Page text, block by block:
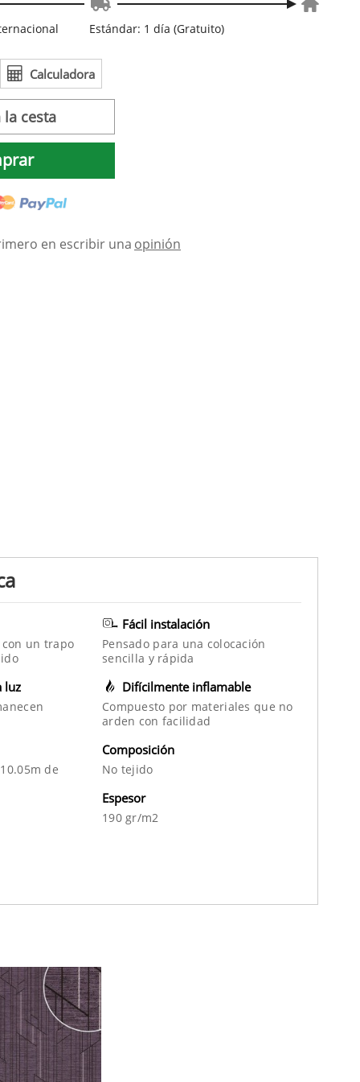
Estándar: 1 día (Gratuito)
Calculadora
la cesta
en escribir una opinión
un trapo
luz
Fácil instalación
Pensado para una colocación
sencilla y rápida
Difícilmente inflamable
Compuesto por materiales que no
arden con facilidad
de
Composición
No tejido
Espesor
190 gr/m2